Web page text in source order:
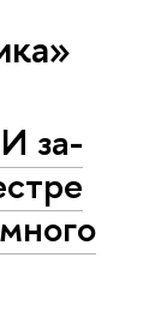
за­